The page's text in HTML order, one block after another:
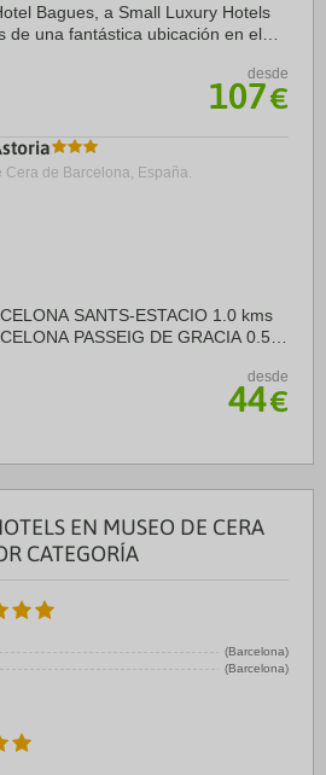
Bagues, a Small Luxury Hotels
de una fantástica ubicación en el
...
desde
107€
Cera de Barcelona, España.
SANTS-ESTACIO 1.0 kms
PASSEIG DE GRACIA 0.5
EL PRAT (BCN) 15.0 kms
desde
44€
EN MUSEO DE CERA
CATEGORÍA
(Barcelona)
(Barcelona)